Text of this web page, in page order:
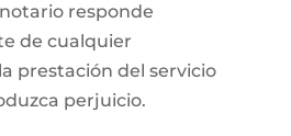
responde
de cualquier
prestación del servicio
perjuicio.